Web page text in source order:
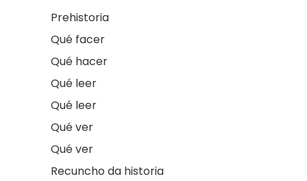
Prehistoria
Qué facer
Qué hacer
Qué leer
Qué leer
Qué ver
Qué ver
Recuncho da historia